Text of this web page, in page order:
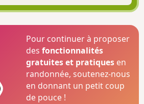
Pour continuer à proposer
desfonctionnalités
gratuites et pratiques en
randonnée, soutenez-nous
en donnant un petit coup
de pouce !